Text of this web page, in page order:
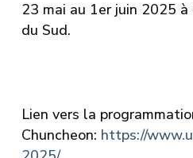
23 mai au 1er juin 2025 à
du Sud.
Lien vers la
Chuncheon: https://